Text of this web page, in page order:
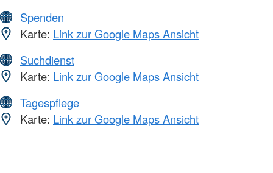
Spenden
Karte: Link zur Google Maps Ansicht
Suchdienst
Karte: Link zur Google Maps Ansicht
Tagespflege
Karte: Link zur Google Maps Ansicht